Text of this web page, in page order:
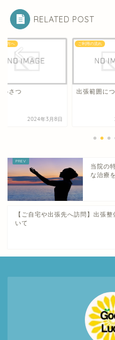
RELATED POST
の方へ
いさつ
2024年3月8日
ご利用の流れ
出張範囲に
当院の
な治療
【ご自宅や出張先へ訪問】出張整
いて